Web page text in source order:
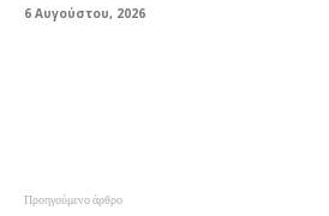
6 Αυγούστου, 2026
Προηγούμενο άρθρο